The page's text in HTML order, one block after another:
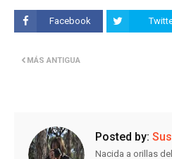
Facebook
MÁS ANTIGUA
Posted by:
Nacida a orillas